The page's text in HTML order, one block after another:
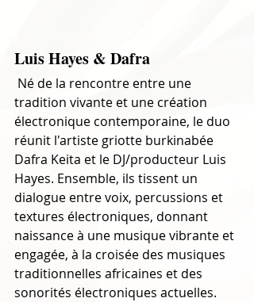
Luis Hayes & Dafra
tradition vivante et une création
électronique contemporaine, le duo
réunit l'artiste griotte burkinabée
Dafra Keita et le DJ/producteur Luis
Hayes. Ensemble, ils tissent un
dialogue entre voix, percussions et
textures électroniques, donnant
naissance à une musique vibrante et
engagée, à la croisée des musiques
traditionnelles africaines et des
sonorités électroniques actuelles.